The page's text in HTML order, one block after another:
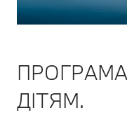
ДІТЯМ.